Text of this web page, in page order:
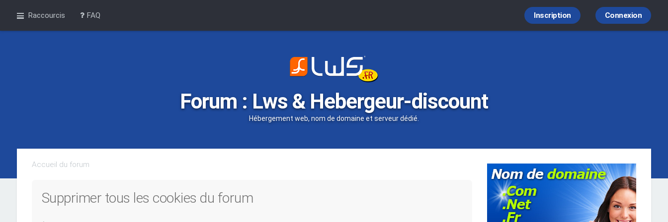
Raccourcis FAQ Connexion
Inscription
Forum : Lws & Hebergeur-discount
Hébergement web, nom de domaine et serveur dédié.
Accueil du forum
Supprimer tous les cookies du forum